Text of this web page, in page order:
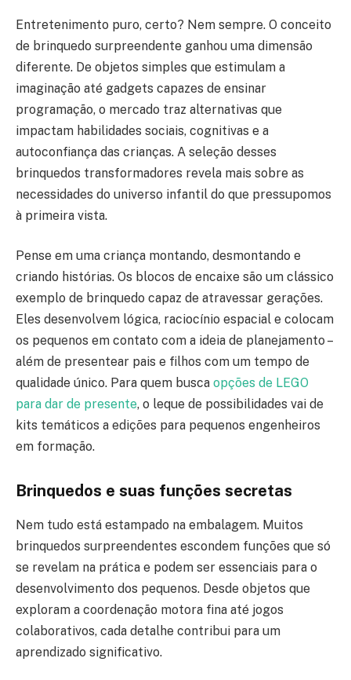
Entretenimento puro, certo? Nem sempre. O conceito
de brinquedo surpreendente ganhou uma dimensão
diferente. De objetos simples que estimulam a
imaginação até gadgets capazes de ensinar
programação, o mercado traz alternativas que
impactam habilidades sociais, cognitivas e a
autoconfiança das crianças. A seleção desses
brinquedos transformadores revela mais sobre as
necessidades do universo infantil do que pressupomos
à primeira vista.
Pense em uma criança montando, desmontando e
criando histórias. Os blocos de encaixe são um clássico
exemplo de brinquedo capaz de atravessar gerações.
Eles desenvolvem lógica, raciocínio espacial e colocam
os pequenos em contato com a ideia de planejamento –
além de presentear pais e filhos com um tempo de
qualidade único. Para quem busca opções de LEGO
para dar de presente, o leque de possibilidades vai de
kits temáticos a edições para pequenos engenheiros
em formação.
Brinquedos e suas funções secretas
Nem tudo está estampado na embalagem. Muitos
brinquedos surpreendentes escondem funções que só
se revelam na prática e podem ser essenciais para o
desenvolvimento dos pequenos. Desde objetos que
exploram a coordenação motora fina até jogos
colaborativos, cada detalhe contribui para um
aprendizado significativo.